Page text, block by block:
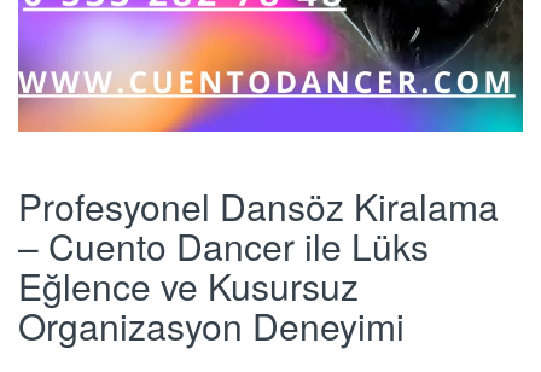
Profesyonel Dansöz Kiralama
– Cuento Dancer ile Lüks
Eğlence ve Kusursuz
Organizasyon Deneyimi